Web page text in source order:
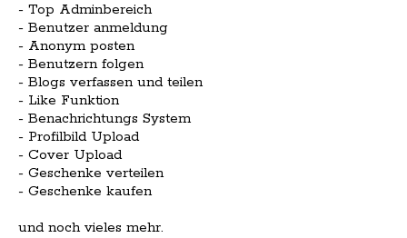
- Top Adminbereich
- Benutzer anmeldung
- Anonym posten
- Benutzern folgen
- Blogs verfassen und teilen
- Like Funktion
- Benachrichtungs System
- Profilbild Upload
- Cover Upload
- Geschenke verteilen
- Geschenke kaufen
und noch vieles mehr.